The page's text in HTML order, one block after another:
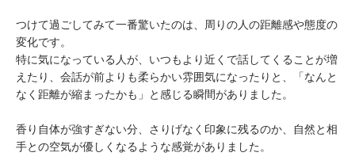
つけて過ごしてみて一番驚いたのは、周りの人の距離感や態度の
変化です。
特に気になっている人が、いつもより近くで話してくることが増
えたり、会話が前よりも柔らかい雰囲気になったりと、「なんと
なく距離が縮まったかも」と感じる瞬間がありました。
香り自体が強すぎない分、さりげなく印象に残るのか、自然と相
手との空気が優しくなるような感覚がありました。